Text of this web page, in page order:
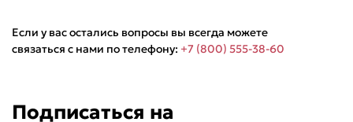
Если у вас остались вопросы вы всегда можете
связаться с нами по телефону: +7 (800) 555-38-60
Подписаться на